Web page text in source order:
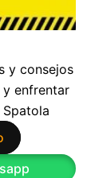
y consejos
enfrentar